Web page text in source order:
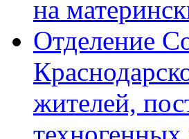
на
Отделение
жителей,